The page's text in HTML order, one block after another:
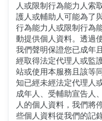
人或限制行為能力人索
護人或輔助人可能為了
行為能力人或限制行為
動提供個人資料。透過
我們聲明保證您已成年
經取得法定代理人或監
站或使用本服務且該等
知已經未經法定代理人
成年人、受輔助宣告人
人的個人資料，我們將
些個人資料從我們的記